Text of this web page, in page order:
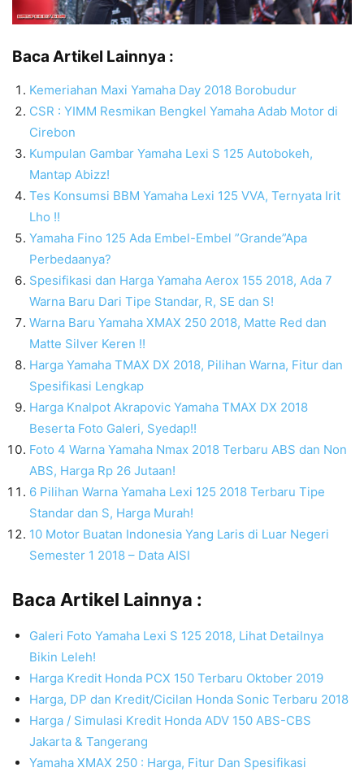
Baca Artikel Lainnya :
Kemeriahan Maxi Yamaha Day 2018 Borobudur
CSR : YIMM Resmikan Bengkel Yamaha Adab Motor di
Cirebon
Kumpulan Gambar Yamaha Lexi S 125 Autobokeh,
Mantap Abizz!
Tes Konsumsi BBM Yamaha Lexi 125 VVA, Ternyata Irit
Lho !!
Yamaha Fino 125 Ada Embel-Embel ”Grande”Apa
Perbedaanya?
Spesifikasi dan Harga Yamaha Aerox 155 2018, Ada 7
Warna Baru Dari Tipe Standar, R, SE dan S!
Warna Baru Yamaha XMAX 250 2018, Matte Red dan
Matte Silver Keren !!
Harga Yamaha TMAX DX 2018, Pilihan Warna, Fitur dan
Spesifikasi Lengkap
Harga Knalpot Akrapovic Yamaha TMAX DX 2018
Beserta Foto Galeri, Syedap!!
Foto 4 Warna Yamaha Nmax 2018 Terbaru ABS dan Non
ABS, Harga Rp 26 Jutaan!
6 Pilihan Warna Yamaha Lexi 125 2018 Terbaru Tipe
Standar dan S, Harga Murah!
10 Motor Buatan Indonesia Yang Laris di Luar Negeri
Semester 1 2018 – Data AISI
Baca Artikel Lainnya :
Galeri Foto Yamaha Lexi S 125 2018, Lihat Detailnya
Bikin Leleh!
Harga Kredit Honda PCX 150 Terbaru Oktober 2019
Harga, DP dan Kredit/Cicilan Honda Sonic Terbaru 2018
Harga / Simulasi Kredit Honda ADV 150 ABS-CBS
Jakarta & Tangerang
Yamaha XMAX 250 : Harga, Fitur Dan Spesifikasi